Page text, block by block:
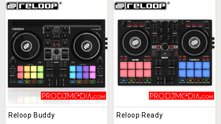
Reloop Buddy Reloop Ready